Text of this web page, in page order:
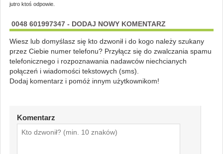
jutro ktoś odpowie.
0048 601997347 - DODAJ NOWY KOMENTARZ
Wiesz lub domyślasz się kto dzwonił i do kogo należy szukany
przez Ciebie numer telefonu? Przyłącz się do zwalczania spamu
telefonicznego i rozpoznawania nadawców niechcianych
połączeń i wiadomości tekstowych (sms).
Dodaj komentarz i pomóż innym użytkownikom!
Komentarz